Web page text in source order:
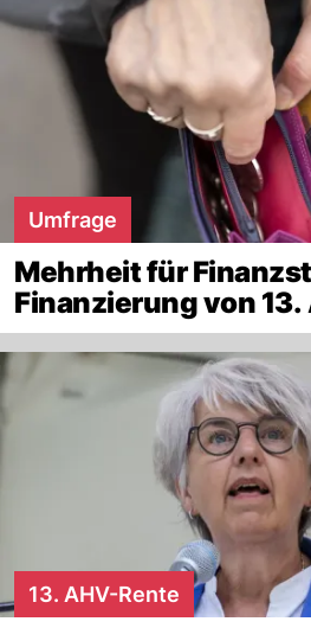
Umfrage
Mehrheit für
Finanzierung von
13. AHV-Rente